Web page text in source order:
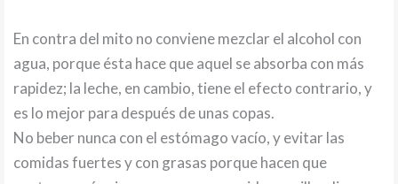
En contra del mito no conviene mezclar el alcohol con
agua, porque ésta hace que aquel se absorba con más
rapidez; la leche, en cambio, tiene el efecto contrario, y
es lo mejor para después de unas copas.
No beber nunca con el estómago vacío, y evitar las
comidas fuertes y con grasas porque hacen que